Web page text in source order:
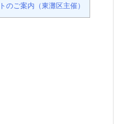
のご案内（東灘区主催）